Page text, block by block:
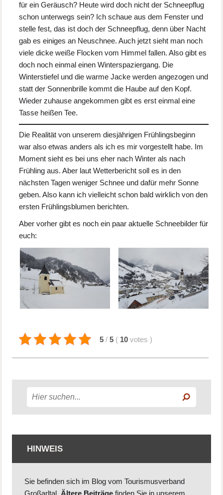
für ein Geräusch? Heute wird doch nicht der Schneepflug
schon unterwegs sein? Ich schaue aus dem Fenster und
stelle fest, das ist doch der Schneepflug, denn über Nacht
gab es einiges an Neuschnee. Auch jetzt sieht man noch
viele dicke weiße Flocken vom Himmel fallen. Also gibt es
doch noch einmal einen Winterspaziergang. Die
Winterstiefel und die warme Jacke werden angezogen und
statt der Sonnenbrille kommt die Haube auf den Kopf.
Wieder zuhause angekommen gibt es erst einmal eine
Tasse heißen Tee.
Die Realität von unserem diesjährigen Frühlingsbeginn
war also etwas anders als ich es mir vorgestellt habe. Im
Moment sieht es bei uns eher nach Winter als nach
Frühling aus. Aber laut Wetterbericht soll es in den
nächsten Tagen weniger Schnee und dafür mehr Sonne
geben. Also kann ich vielleicht schon bald wirklich von den
ersten Frühlingsblumen berichten.
Aber vorher gibt es noch ein paar aktuelle Schneebilder für
euch:
5 / 5 ( 10 votes)
HINWEIS
Sie befinden sich im Blog vom Tourismusverband